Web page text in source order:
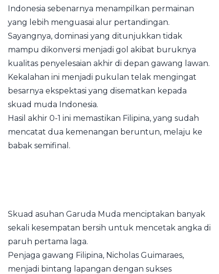
Indonesia sebenarnya menampilkan permainan
yang lebih menguasai alur pertandingan.
Sayangnya, dominasi yang ditunjukkan tidak
mampu dikonversi menjadi gol akibat buruknya
kualitas penyelesaian akhir di depan gawang lawan.
Kekalahan ini menjadi pukulan telak mengingat
besarnya ekspektasi yang disematkan kepada
skuad muda Indonesia.
Hasil akhir 0-1 ini memastikan Filipina, yang sudah
mencatat dua kemenangan beruntun, melaju ke
babak semifinal.
Skuad asuhan Garuda Muda menciptakan banyak
sekali kesempatan bersih untuk mencetak angka di
paruh pertama laga.
Penjaga gawang Filipina, Nicholas Guimaraes,
menjadi bintang lapangan dengan sukses